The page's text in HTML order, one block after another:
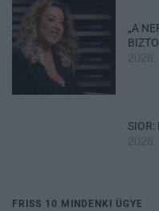
„A
SIOR:
FRISS 10 MINDENKI ÜGYE